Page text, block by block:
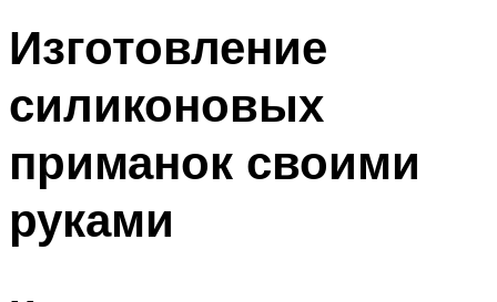
Изготовление
силиконовых
приманок своими
руками